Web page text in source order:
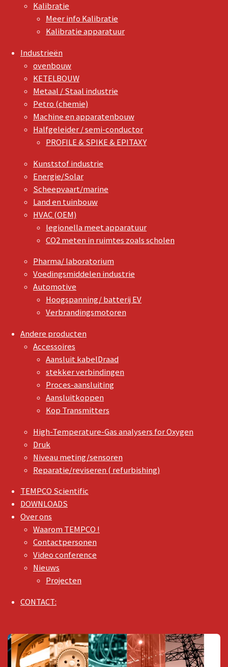
Kalibratie
Meer info Kalibratie
Kalibratie apparatuur
Industrieën
ovenbouw
KETELBOUW
Metaal / Staal industrie
Petro (chemie)
Machine en apparatenbouw
Halfgeleider / semi-conductor
PROFILE & SPIKE & EPITAXY
Kunststof industrie
Energie/Solar
Scheepvaart/marine
Land en tuinbouw
HVAC (OEM)
legionella meet apparatuur
CO2 meten in ruimtes zoals scholen
Pharma/ laboratorium
Voedingsmiddelen industrie
Automotive
Hoogspanning/ batterij EV
Verbrandingsmotoren
Andere producten
Accessoires
Aansluit kabelDraad
stekker verbindingen
Proces-aansluiting
Aansluitkoppen
Kop Transmitters
High-Temperature-Gas analysers for Oxygen
Druk
Niveau meting/sensoren
Reparatie/reviseren ( refurbishing)
TEMPCO Scientific
DOWNLOADS
Over ons
Waarom TEMPCO !
Contactpersonen
Video conference
Nieuws
Projecten
CONTACT: